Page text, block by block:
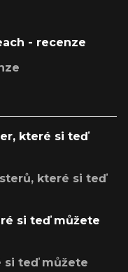
- recenze
které si teď
které si teď
si teď můžete
si teď můžete